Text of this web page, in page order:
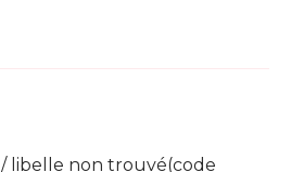
/ libelle non trouvé(code